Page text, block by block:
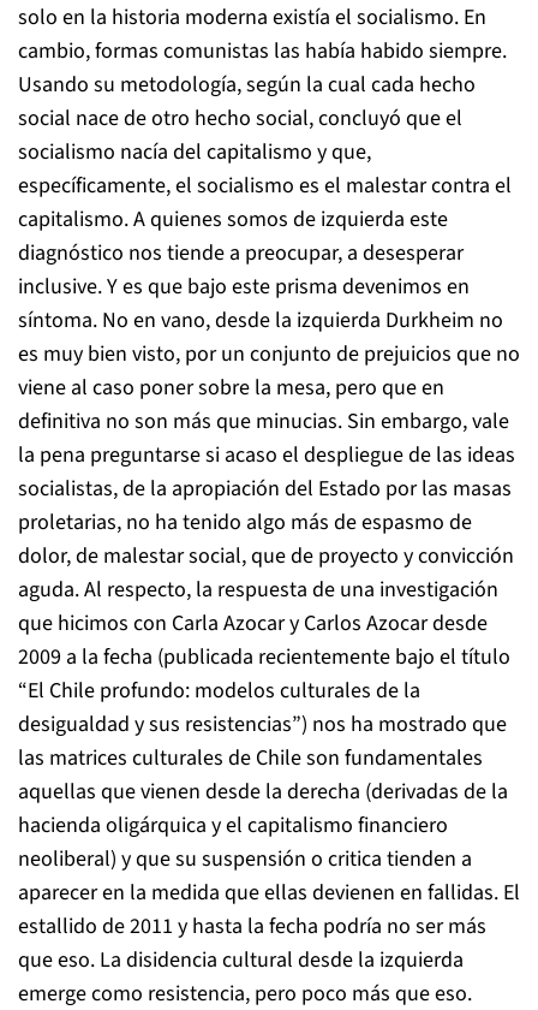
solo en la historia moderna existía el socialismo. En
cambio, formas comunistas las había habido siempre.
Usando su metodología, según la cual cada hecho
social nace de otro hecho social, concluyó que el
socialismo nacía del capitalismo y que,
específicamente, el socialismo es el malestar contra el
capitalismo. A quienes somos de izquierda este
diagnóstico nos tiende a preocupar, a desesperar
inclusive. Y es que bajo este prisma devenimos en
síntoma. No en vano, desde la izquierda Durkheim no
es muy bien visto, por un conjunto de prejuicios que no
viene al caso poner sobre la mesa, pero que en
definitiva no son más que minucias. Sin embargo, vale
la pena preguntarse si acaso el despliegue de las ideas
socialistas, de la apropiación del Estado por las masas
proletarias, no ha tenido algo más de espasmo de
dolor, de malestar social, que de proyecto y convicción
aguda. Al respecto, la respuesta de una investigación
que hicimos con Carla Azocar y Carlos Azocar desde
2009 a la fecha (publicada recientemente bajo el título
“El Chile profundo: modelos culturales de la
desigualdad y sus resistencias”) nos ha mostrado que
las matrices culturales de Chile son fundamentales
aquellas que vienen desde la derecha (derivadas de la
hacienda oligárquica y el capitalismo financiero
neoliberal) y que su suspensión o critica tienden a
aparecer en la medida que ellas devienen en fallidas. El
estallido de 2011 y hasta la fecha podría no ser más
que eso. La disidencia cultural desde la izquierda
emerge como resistencia, pero poco más que eso.